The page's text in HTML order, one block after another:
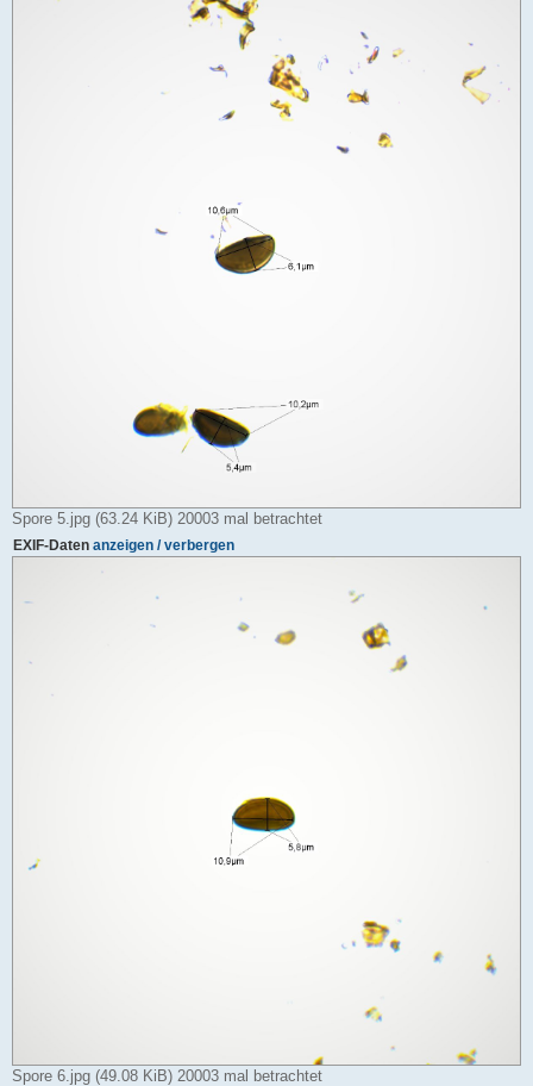
Spore 5.jpg (63.24 KiB) 20003 mal betrachtet
EXIF-Daten anzeigen / verbergen
Spore 6.jpg (49.08 KiB) 20003 mal betrachtet